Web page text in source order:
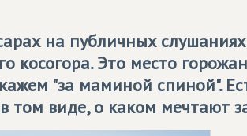
на публичных
косогора. Это место
"за маминой спиной".
том виде, о каком мечтают